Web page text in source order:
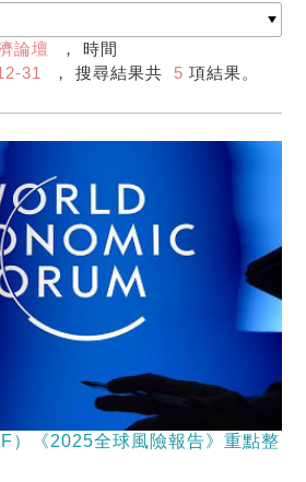
論壇
， 時間
31
， 搜尋結果共 5 項結果。
）《2025全球風險報告》重點整